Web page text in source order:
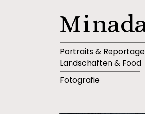
Fotografie
Portraits &
Landschaften & Food
Minad